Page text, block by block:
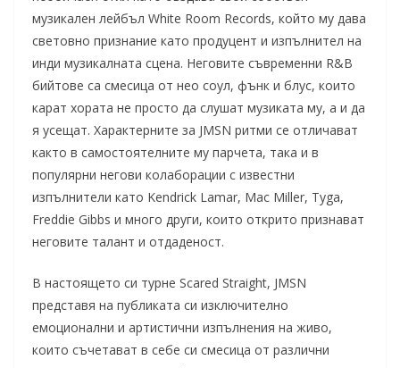
музикален лейбъл White Room Records, който му дава
световно признание като продуцент и изпълнител на
инди музикалната сцена. Неговите съвременни R&B
бийтове са смесица от нео соул, фънк и блус, които
карат хората не просто да слушат музиката му, а и да
я усещат. Характерните за JMSN ритми се отличават
както в самостоятелните му парчета, така и в
популярни негови колаборации с известни
изпълнители като Kendrick Lamar, Mac Miller, Tyga,
Freddie Gibbs и много други, които открито признават
неговите талант и отдаденост.
В настоящето си турне Scared Straight, JMSN
представя на публиката си изключително
емоционални и артистични изпълнения на живо,
които съчетават в себе си смесица от различни